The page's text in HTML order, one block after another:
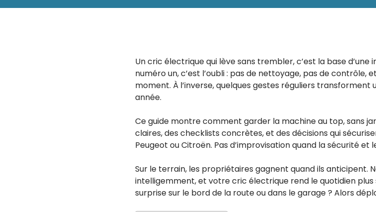
Un cric électrique qui lève sans trembler, c’est la base
numéro un, c’est l’oubli : pas de nettoyage, pas de contrôle,
moment. À l’inverse, quelques gestes réguliers transforment
année.
Ce guide montre comment garder la machine au top, sans
claires, des checklists concrètes, et des décisions qui
Peugeot ou Citroën. Pas d’improvisation quand la sécurité et
Sur le terrain, les propriétaires gagnent quand ils anticipent.
intelligemment, et votre cric électrique rend le quotidien plus
surprise sur le bord de la route ou dans le garage ? Alors